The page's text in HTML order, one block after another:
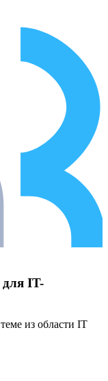
IT-
из области IT